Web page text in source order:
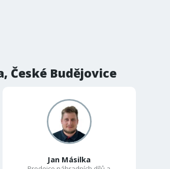
České Budějovice
Jan Másilka